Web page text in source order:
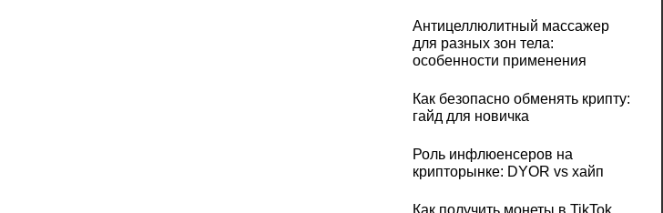
Антицеллюлитный массажер
для разных зон тела:
особенности применения
Как безопасно обменять крипту:
гайд для новичка
Роль инфлюенсеров на
крипторынке: DYOR vs хайп